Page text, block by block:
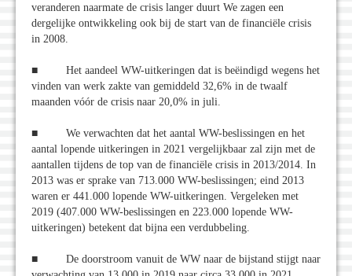
veranderen naarmate de crisis langer duurt We zagen een
dergelijke ontwikkeling ook bij de start van de financiële crisis
in 2008.
■ Het aandeel WW-uitkeringen dat is beëindigd wegens het
vinden van werk zakte van gemiddeld 32,6% in de twaalf
maanden vóór de crisis naar 20,0% in juli.
■ We verwachten dat het aantal WW-beslissingen en het
aantal lopende uitkeringen in 2021 vergelijkbaar zal zijn met de
aantallen tijdens de top van de financiële crisis in 2013/2014. In
2013 was er sprake van 713.000 WW-beslissingen; eind 2013
waren er 441.000 lopende WW-uitkeringen. Vergeleken met
2019 (407.000 WW-beslissingen en 223.000 lopende WW-
uitkeringen) betekent dat bijna een verdubbeling.
■ De doorstroom vanuit de WW naar de bijstand stijgt naar